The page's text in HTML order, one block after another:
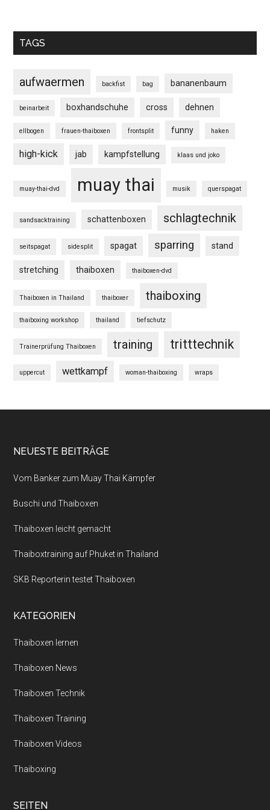
TAGS
aufwaermen backfist bag bananenbaum
beinarbeit boxhandschuhe cross dehnen
ellbogen frauen-thaiboxen frontsplit funny haken
high-kick jab kampfstellung klaas und joko
muay-thai-dvd muay thai musik querspagat
sandsacktraining schattenboxen schlagtechnik
seitspagat sidesplit spagat sparring stand
stretching thaiboxen thaiboxen-dvd
Thaiboxen in Thailand thaiboxer thaiboxing
thaiboxing workshop thailand tiefschutz
Trainerprüfung Thaiboxen training tritttechnik
uppercut wettkampf woman-thaiboxing wraps
NEUESTE BEITRÄGE
Vom Banker zum Muay Thai Kämpfer
Buschi und Thaiboxen
Thaiboxen leicht gemacht
Thaiboxtraining auf Phuket in Thailand
SKB Reporterin testet Thaiboxen
KATEGORIEN
Thaiboxen lernen
Thaiboxen News
Thaiboxen Technik
Thaiboxen Training
Thaiboxen Videos
Thaiboxing
SEITEN